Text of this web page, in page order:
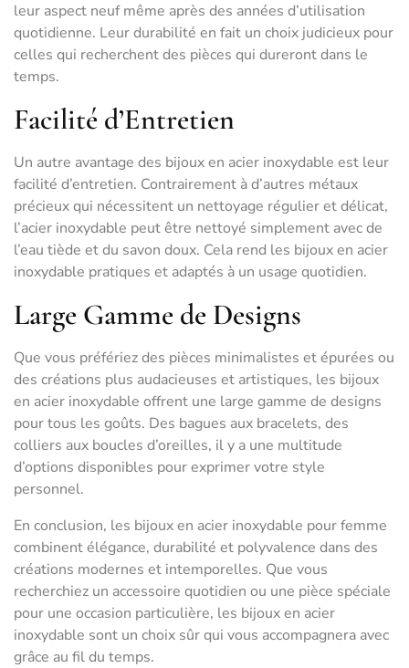
leur aspect neuf même après des années d’utilisation
quotidienne. Leur durabilité en fait un choix judicieux pour
celles qui recherchent des pièces qui dureront dans le
temps.
Facilité d’Entretien
Un autre avantage des bijoux en acier inoxydable est leur
facilité d’entretien. Contrairement à d’autres métaux
précieux qui nécessitent un nettoyage régulier et délicat,
l’acier inoxydable peut être nettoyé simplement avec de
l’eau tiède et du savon doux. Cela rend les bijoux en acier
inoxydable pratiques et adaptés à un usage quotidien.
Large Gamme de Designs
Que vous préfériez des pièces minimalistes et épurées ou
des créations plus audacieuses et artistiques, les bijoux
en acier inoxydable offrent une large gamme de designs
pour tous les goûts. Des bagues aux bracelets, des
colliers aux boucles d’oreilles, il y a une multitude
d’options disponibles pour exprimer votre style
personnel.
En conclusion, les bijoux en acier inoxydable pour femme
combinent élégance, durabilité et polyvalence dans des
créations modernes et intemporelles. Que vous
recherchiez un accessoire quotidien ou une pièce spéciale
pour une occasion particulière, les bijoux en acier
inoxydable sont un choix sûr qui vous accompagnera avec
grâce au fil du temps.